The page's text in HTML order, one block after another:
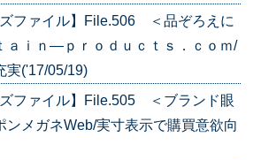
ズファイル】File.506 ＜品ぞろえに
ａｉｎ―ｐｒｏｄｕｃｔｓ．ｃｏｍ/
実('17/05/19)
ズファイル】File.505 ＜ブランド眼
ンメガネWeb/実寸表示で購買意欲向